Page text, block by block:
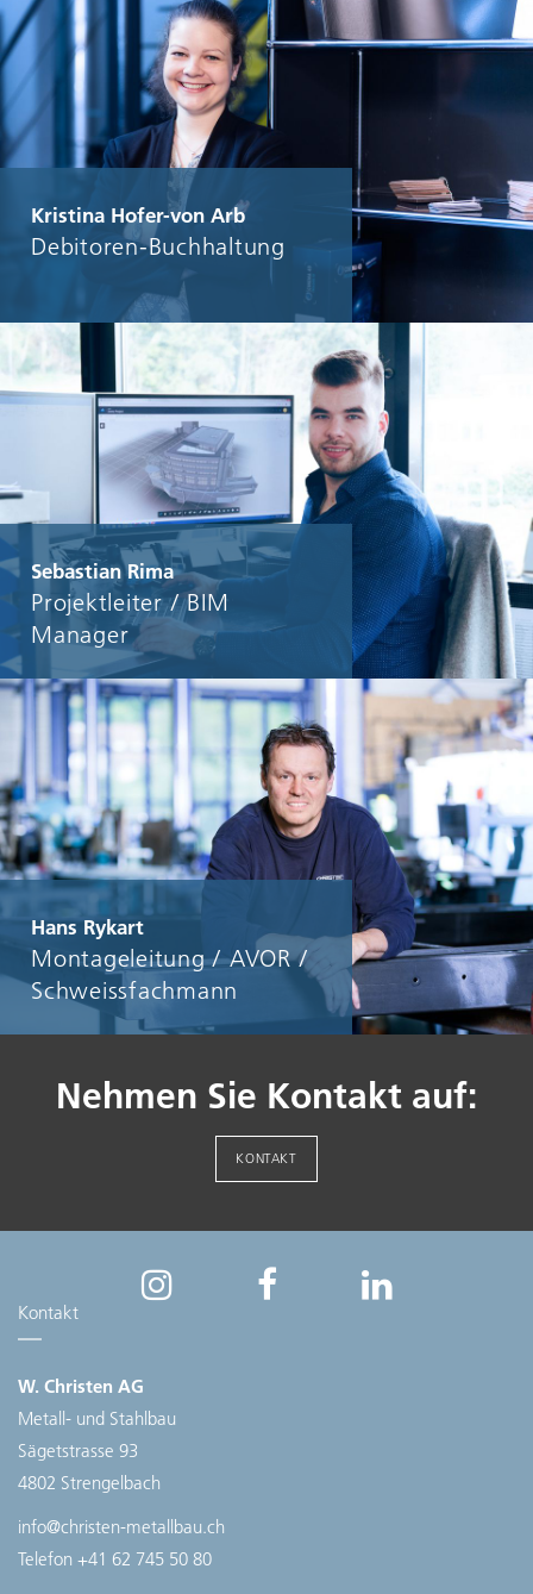
Kristina Hofer-von Arb
Debitoren-Buchhaltung
Sebastian Rima
Projektleiter / BIM
Manager
Hans Rykart
Montageleitung / AVOR /
Schweissfachmann
Nehmen Sie Kontakt auf:
KONTAKT
Kontakt
W. Christen AG
Metall- und Stahlbau
Sägetstrasse 93
4802 Strengelbach
info@christen-metallbau.ch
Telefon +41 62 745 50 80